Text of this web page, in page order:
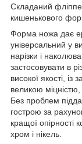
Складаний
кишенькового
Форма ножа дає
універсальний у
нарізки і
застосовувати в
високої якості, із
великою міцністю,
Без проблем
гострою за
кращої опірності
хром і нікель.